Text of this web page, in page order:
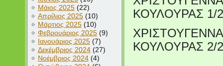
Μάιος 2025(22)
Απρίλιος 2025(10)
Μάρτιος 2025(10)
Φεβρουάριος 2025(9)
Ιανουάριος 2025(7)
Δεκέμβριος 2024(27)
Νοέμβριος 2024(4)
ΚΟΥΛΟΥΡΑΣ 1/2
ΚΟΥΛΟΥΡΑΣ 2/2